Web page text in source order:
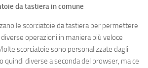
da tastiera in comune
le scorciatoie da tastiera per permettere
operazioni in maniera più veloce
scorciatoie sono personalizzate dagli
quindi diverse a seconda del browser, ma ce